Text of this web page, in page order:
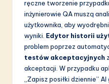
ręczne tworzenie
inżynierowie QA muszą
użytkownika, aby
wyniki. Edytor historii
problem poprzez
testów akceptacyjnych
akceptacji. W przypadku
„Zapisz posiłki dziennie”